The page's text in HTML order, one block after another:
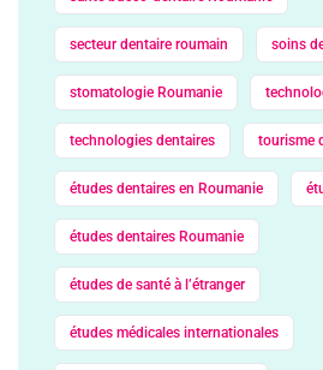
secteur dentaire roumain soins
stomatologie Roumanie
technologies dentaires tourisme
études dentaires en Roumanie
études dentaires Roumanie
études de santé à l’étranger
études médicales internationales